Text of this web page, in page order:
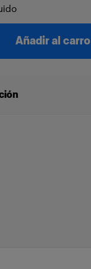
Añadir al carro